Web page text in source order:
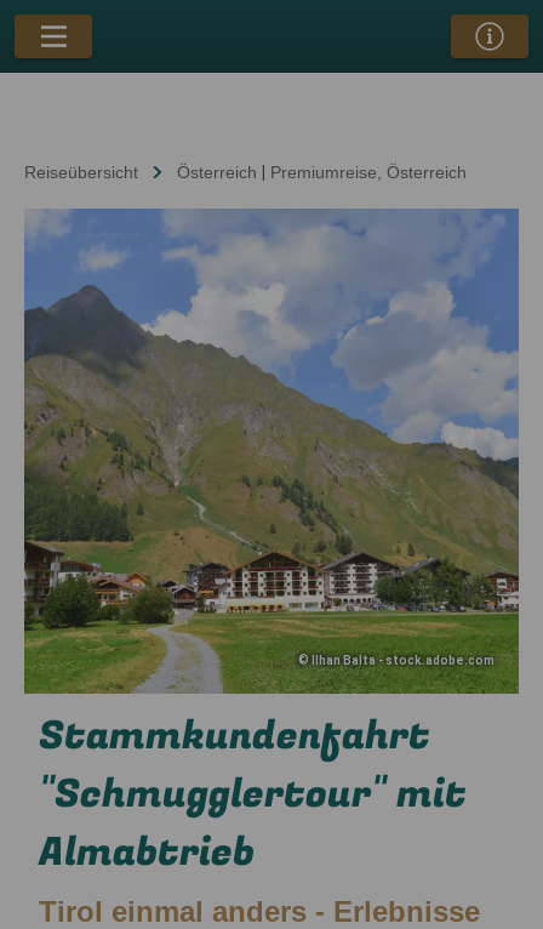
Reiseübersicht Österreich Premiumreise , Österreich
© Ilhan Balta - stock.adobe.com
Stammkundenfahrt
"Schmugglertour" mit
Almabtrieb
Tirol einmal anders - Erlebnisse